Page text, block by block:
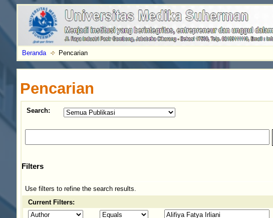
Beranda Pencarian
Pencarian
Search:
Filters
Use filters to refine the search results.
Current Filters: